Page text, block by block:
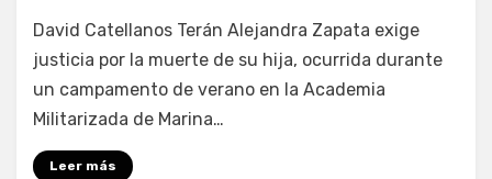
por Fernando Miranda Servín
David Catellanos Terán Alejandra Zapata exige
justicia por la muerte de su hija, ocurrida durante
un campamento de verano en la Academia
Militarizada de Marina…
Leer más